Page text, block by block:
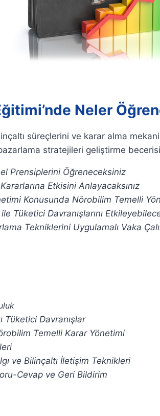
Neler
süreçlerini ve karar alma
stratejileri geliştirme becerisi
Prensiplerini Öğreneceksiniz
Etkisini Anlayacaksınız
Konusunda Nörobilim Temelli
Tüketici Davranışlarını
Tekniklerini Uygulamalı Vaka
Tüketici Davranışlar
Temelli Karar Yönetimi
ve Bilinçaltı İletişim Teknikleri
Cevap ve Geri Bildirim